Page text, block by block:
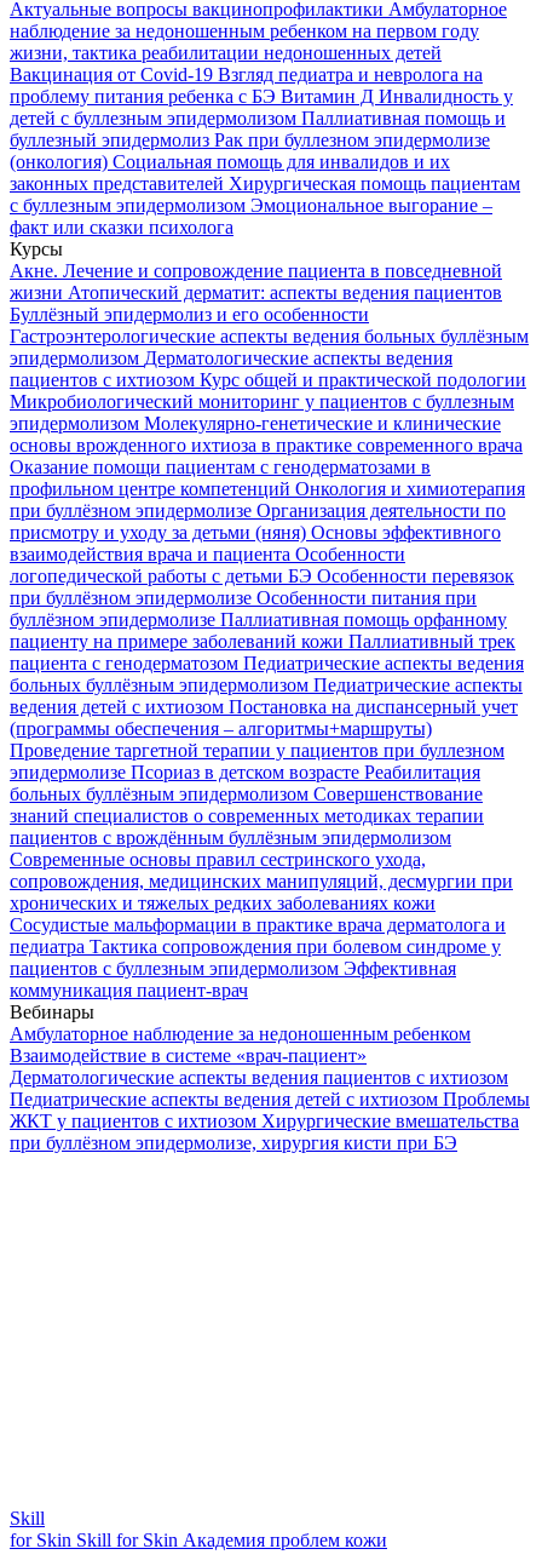
Актуальные вопросы вакцинопрофилактики Амбулаторное
наблюдение за недоношенным ребенком на первом году
жизни, тактика реабилитации недоношенных детей
Вакцинация от Covid-19 Взгляд педиатра и невролога на
проблему питания ребенка с БЭ Витамин Д Инвалидность у
детей с буллезным эпидермолизом Паллиативная помощь и
буллезный эпидермолиз Рак при буллезном эпидермолизе
(онкология) Социальная помощь для инвалидов и их
законных представителей Хирургическая помощь пациентам
с буллезным эпидермолизом Эмоциональное выгорание –
факт или сказки психолога
Курсы
Акне. Лечение и сопровождение пациента в повседневной
жизни Атопический дерматит: аспекты ведения пациентов
Буллёзный эпидермолиз и его особенности
Гастроэнтерологические аспекты ведения больных буллёзным
эпидермолизом Дерматологические аспекты ведения
пациентов с ихтиозом Курс общей и практической подологии
Микробиологический мониторинг у пациентов с буллезным
эпидермолизом Молекулярно-генетические и клинические
основы врожденного ихтиоза в практике современного врача
Оказание помощи пациентам с генодерматозами в
профильном центре компетенций Онкология и химиотерапия
при буллёзном эпидермолизе Организация деятельности по
присмотру и уходу за детьми (няня) Основы эффективного
взаимодействия врача и пациента Особенности
логопедической работы с детьми БЭ Особенности перевязок
при буллёзном эпидермолизе Особенности питания при
буллёзном эпидермолизе Паллиативная помощь орфанному
пациенту на примере заболеваний кожи Паллиативный трек
пациента с генодерматозом Педиатрические аспекты ведения
больных буллёзным эпидермолизом Педиатрические аспекты
ведения детей с ихтиозом Постановка на диспансерный учет
(программы обеспечения – алгоритмы+маршруты)
Проведение таргетной терапии у пациентов при буллезном
эпидермолизе Псориаз в детском возрасте Реабилитация
больных буллёзным эпидермолизом Совершенствование
знаний специалистов о современных методиках терапии
пациентов с врождённым буллёзным эпидермолизом
Современные основы правил сестринского ухода,
сопровождения, медицинских манипуляций, десмургии при
хронических и тяжелых редких заболеваниях кожи
Сосудистые мальформации в практике врача дерматолога и
педиатра Тактика сопровождения при болевом синдроме у
пациентов с буллезным эпидермолизом Эффективная
коммуникация пациент-врач
Вебинары
Амбулаторное наблюдение за недоношенным ребенком
Взаимодействие в системе «врач-пациент»
Дерматологические аспекты ведения пациентов с ихтиозом
Педиатрические аспекты ведения детей с ихтиозом Проблемы
ЖКТ у пациентов с ихтиозом Хирургические вмешательства
при буллёзном эпидермолизе, хирургия кисти при БЭ
Skill
for Skin Skill for Skin Академия проблем кожи